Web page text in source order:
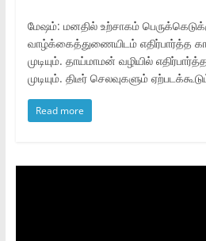
மேஷம்: மனதில் உற்சாகம்
வாழ்க்கைத்துணையிடம் எதிர்பார்த்த
முடியும். தாய்மாமன் வழியில்
முடியும். திடீர் செலவுகளும்
Read more